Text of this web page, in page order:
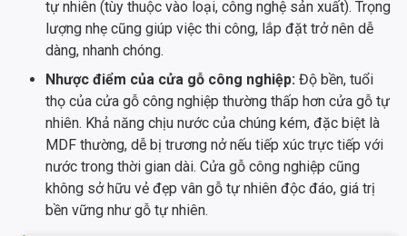
tự nhiên (tùy thuộc vào loại, công nghệ sản xuất). Trọng
lượng nhẹ cũng giúp việc thi công, lắp đặt trở nên dễ
dàng, nhanh chóng.
Nhược điểm của cửa gỗ công nghiệp: Độ bền, tuổi
thọ của cửa gỗ công nghiệp thường thấp hơn cửa gỗ tự
nhiên. Khả năng chịu nước của chúng kém, đặc biệt là
MDF thường, dễ bị trương nở nếu tiếp xúc trực tiếp với
nước trong thời gian dài. Cửa gỗ công nghiệp cũng
không sở hữu vẻ đẹp vân gỗ tự nhiên độc đáo, giá trị
bền vững như gỗ tự nhiên.